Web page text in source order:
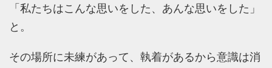
「私たちはこんな思いをした、あんな思いをした」
と。
その場所に未練があって、執着があるから意識は消